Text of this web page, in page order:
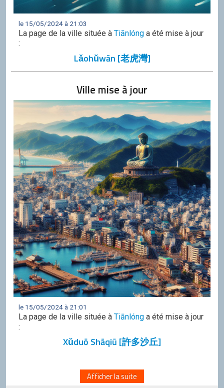
le 15/05/2024 à 21:03
La page de la ville située à Tiānlóng a été mise à jour
:
Lǎohǔwān [老虎灣]
Ville mise à jour
le 15/05/2024 à 21:01
La page de la ville située à Tiānlóng a été mise à jour
:
Xǔduō Shāqiū [許多沙丘]
Afficher la suite